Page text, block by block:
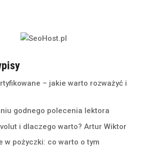
– jakie warto rozważyć i
godnego polecenia lektora
i dlaczego warto? Artur Wiktor
w pożyczki: co warto o tym